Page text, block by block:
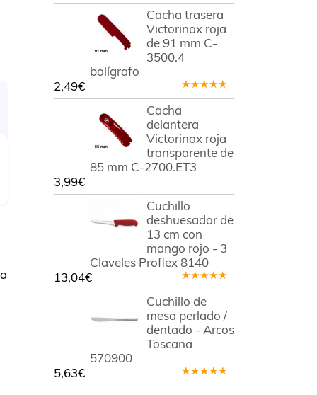
Cacha trasera
Victorinox roja
de 91 mm C-
3500.4
bolígrafo
Valorado
2,49€
Cacha
delantera
Victorinox roja
transparente de
85 mm C-2700.ET3
3,99€
Cuchillo
deshuesador de
13 cm con
mango rojo - 3
Claveles Proflex 8140
Valorado
en5.00
5
13,04€
Cuchillo de
mesa perlado /
dentado - Arcos
Toscana
570900
5,63€